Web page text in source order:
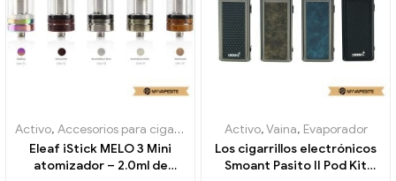
Activo, Accesorios para cigarrillos electrónicos
Eleaf iStick MELO 3 Mini
atomizador – 2.0ml de
Activo,Vaina, Evaporador
Los cigarrillos electrónicos
Smoant Pasito II Pod Kit